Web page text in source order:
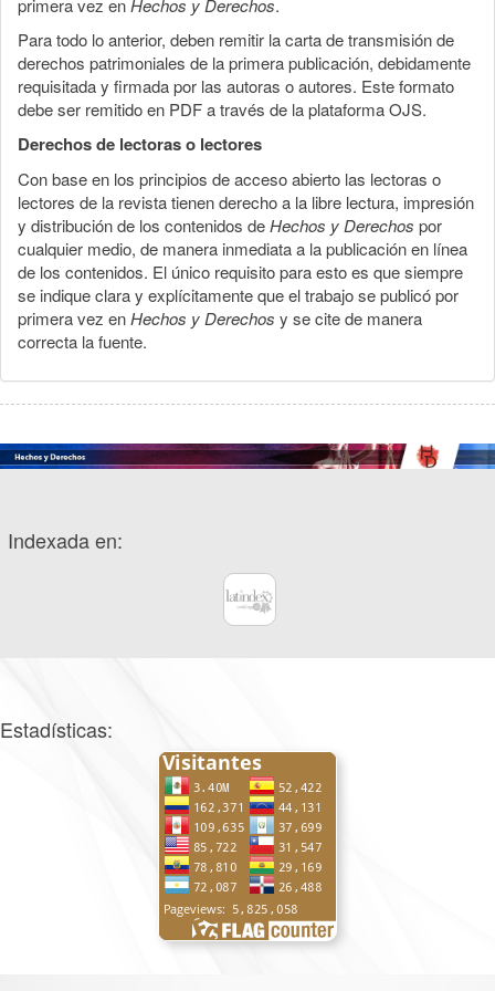
primera vez enHechos y Derechos.
Para todo lo anterior, deben remitir la carta de transmisión de
derechos patrimoniales de la primera publicación, debidamente
requisitada y firmada por las autoras o autores. Este formato
debe ser remitido en PDF a través de la plataforma OJS.
Derechos de lectoras o lectores
Con base en los principios de acceso abierto las lectoras o
lectores de la revista tienen derecho a la libre lectura, impresión
y distribución de los contenidos deHechos y Derechos por
cualquier medio, de manera inmediata a la publicación en línea
de los contenidos. El único requisito para esto es que siempre
se indique clara y explícitamente que el trabajo se publicó por
primera vez enHechos y Derechos y se cite de manera
correcta la fuente.
Indexada en:
Estadísticas: